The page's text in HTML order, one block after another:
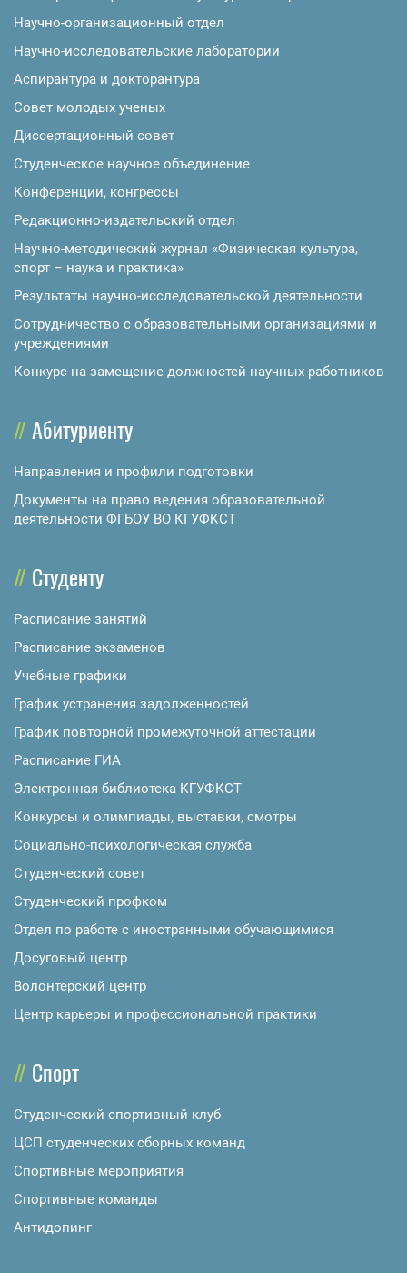
Научно-организационный отдел
Научно-исследовательские лаборатории
Аспирантура и докторантура
Совет молодых ученых
Диссертационный совет
Студенческое научное объединение
Конференции, конгрессы
Редакционно-издательский отдел
Научно-методический журнал «Физическая культура,
спорт – наука и практика»
Результаты научно-исследовательской деятельности
Сотрудничество с образовательными организациями и
учреждениями
Конкурс на замещение должностей научных работников
Абитуриенту
Направления и профили подготовки
Документы на право ведения образовательной
деятельности ФГБОУ ВО КГУФКСТ
Студенту
Расписание занятий
Расписание экзаменов
Учебные графики
График устранения задолженностей
График повторной промежуточной аттестации
Расписание ГИА
Электронная библиотека КГУФКСТ
Конкурсы и олимпиады, выставки, смотры
Социально-психологическая служба
Студенческий совет
Студенческий профком
Отдел по работе с иностранными обучающимися
Досуговый центр
Волонтерский центр
Центр карьеры и профессиональной практики
Спорт
Студенческий спортивный клуб
ЦСП студенческих сборных команд
Спортивные мероприятия
Спортивные команды
Антидопинг